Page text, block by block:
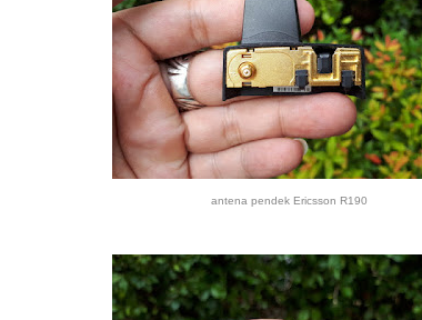
antena pendek Ericsson R190